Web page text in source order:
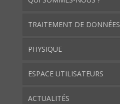
TRAITEMENT DE DONNÉES
PHYSIQUE
ESPACE UTILISATEURS
ACTUALITÉS